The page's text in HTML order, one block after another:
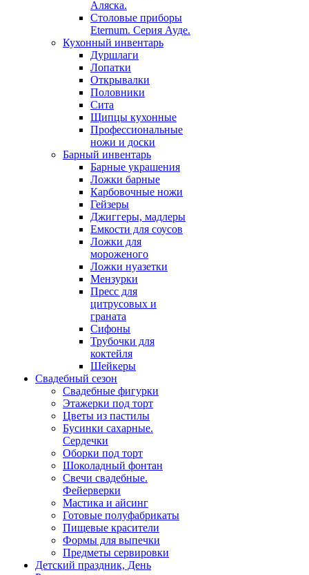
Аляска.
Столовые приборы
Eternum. Серия Ауде.
Кухонный инвентарь
Дуршлаги
Лопатки
Открывалки
Половники
Сита
Щипцы кухонные
Профессиональные
ножи и доски
Барный инвентарь
Барные украшения
Ложки барные
Карбовочные ножи
Гейзеры
Джиггеры, мадлеры
Емкости для соусов
Ложки для
мороженого
Ложки нуазетки
Мензурки
Пресс для
цитрусовых и
граната
Сифоны
Трубочки для
коктейля
Шейкеры
Свадебный сезон
Свадебные фигурки
Этажерки под торт
Цветы из пастилы
Бусинки сахарные.
Сердечки
Оборки под торт
Шоколадный фонтан
Свечи свадебные.
Фейерверки
Мастика и айсинг
Готовые полуфабрикаты
Пищевые красители
Формы для выпечки
Предметы сервировки
Детский праздник, День